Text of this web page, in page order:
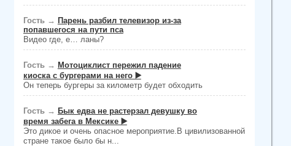
Гость → Парень разбил телевизор из-за
попавшегося на пути пса
Видео где, е… ланы?
Гость → Мотоциклист пережил падение
киоска с бургерами на него ▶️
Он теперь бургеры за километр будет обходить
Гость → Бык едва не растерзал девушку во
время забега в Мексике ▶️
Это дикое и очень опасное мероприятие.В цивилизованной
стране такое было бы н...